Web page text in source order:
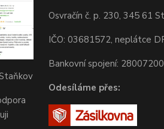
Osvračín č. p. 230, 345 61
IČO: 03681572, neplátce
Bankovní spojení:
Odesíláme přes: